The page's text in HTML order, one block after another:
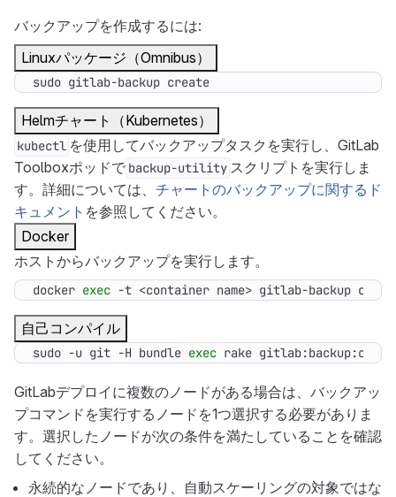
バックアップを作成するには:
Linuxパッケージ（Omnibus）
sudo gitlab-backup create
Helmチャート（Kubernetes）
kubectl を使用してバックアップタスクを実行し、GitLab
Toolboxポッドで backup-utility スクリプトを実行しま
す。詳細については、 チャートのバックアップに関するド
キュメント を参照してください。
Docker
ホストからバックアップを実行します。
docker exec -t <container name> gitlab-backup
自己コンパイル
sudo -u git -H bundle exec rake
GitLabデプロイに複数のノードがある場合は、バックアッ
プコマンドを実行するノードを1つ選択する必要がありま
す。選択したノードが次の条件を満たしていることを確認
してください。
永続的なノードであり、自動スケーリングの対象ではな